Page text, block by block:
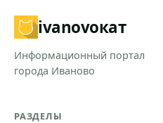
ivanovoкат
Информационный портал
города Иваново
РАЗДЕЛЫ